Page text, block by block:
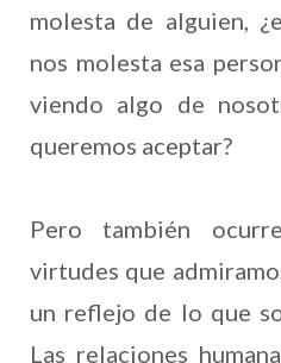
molesta de alguien,
nos molesta esa
viendo algo de
queremos aceptar?
Pero también
virtudes que
un reflejo de lo que
Las relaciones